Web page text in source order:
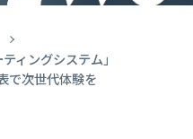
ティングシステム」
で次世代体験を